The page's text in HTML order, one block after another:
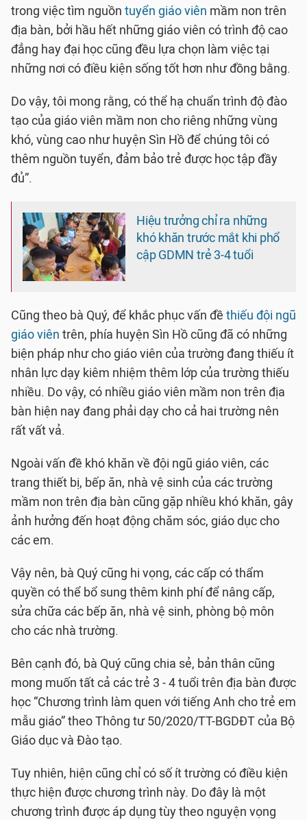
trong việc tìm nguồn tuyển giáo viên mầm non trên
địa bàn, bởi hầu hết những giáo viên có trình độ cao
đẳng hay đại học cũng đều lựa chọn làm việc tại
những nơi có điều kiện sống tốt hơn như đồng bằng.
Do vậy, tôi mong rằng, có thể hạ chuẩn trình độ đào
tạo của giáo viên mầm non cho riêng những vùng
khó, vùng cao như huyện Sìn Hồ để chúng tôi có
thêm nguồn tuyển, đảm bảo trẻ được học tập đầy
đủ”.
Hiệu trưởng chỉ ra những
khó khăn trước mắt khi phổ
cập GDMN trẻ 3-4 tuổi
Cũng theo bà Quý, để khắc phục vấn đề thiếu đội ngũ
giáo viên trên, phía huyện Sìn Hồ cũng đã có những
biện pháp như cho giáo viên của trường đang thiếu ít
nhân lực dạy kiêm nhiệm thêm lớp của trường thiếu
nhiều. Do vậy, có nhiều giáo viên mầm non trên địa
bàn hiện nay đang phải dạy cho cả hai trường nên
rất vất vả.
Ngoài vấn đề khó khăn về đội ngũ giáo viên, các
trang thiết bị, bếp ăn, nhà vệ sinh của các trường
mầm non trên địa bàn cũng gặp nhiều khó khăn, gây
ảnh hưởng đến hoạt động chăm sóc, giáo dục cho
các em.
Vậy nên, bà Quý cũng hi vọng, các cấp có thẩm
quyền có thể bổ sung thêm kinh phí để nâng cấp,
sửa chữa các bếp ăn, nhà vệ sinh, phòng bộ môn
cho các nhà trường.
Bên cạnh đó, bà Quý cũng chia sẻ, bản thân cũng
mong muốn tất cả các trẻ 3 - 4 tuổi trên địa bàn được
học “Chương trình làm quen với tiếng Anh cho trẻ em
mẫu giáo” theo Thông tư 50/2020/TT-BGDĐT của Bộ
Giáo dục và Đào tạo.
Tuy nhiên, hiện cũng chỉ có số ít trường có điều kiện
thực hiện được chương trình này. Do đây là một
chương trình được áp dụng tùy theo nguyện vọng